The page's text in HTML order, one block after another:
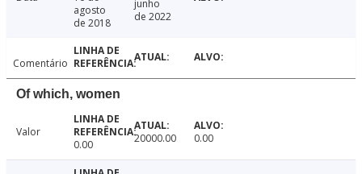
agosto
de 2018
junho
de 2022
Comentário
Of which, women
Valor
0.00
20000.00 0.00